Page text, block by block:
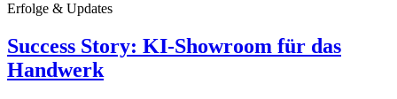
Erfolge & Updates
Success Story: KI-Showroom für das
Handwerk